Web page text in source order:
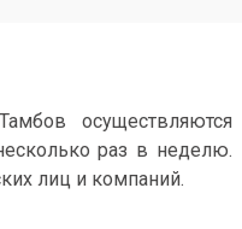
осуществляются
раз в неделю.
лиц и компаний.